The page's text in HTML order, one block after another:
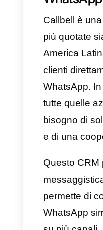
ideale
che
i propri
processi
strategie
le
stessi